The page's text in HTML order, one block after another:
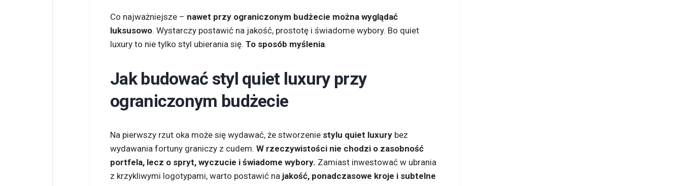
Co najważniejsze – nawet przy ograniczonym budżecie można wyglądać
luksusowo. Wystarczy postawić na jakość, prostotę i świadome wybory. Bo quiet
luxury to nie tylko styl ubierania się. To sposób myślenia.
Jak budować styl quiet luxury przy
ograniczonym budżecie
Na pierwszy rzut oka może się wydawać, że stworzenie stylu quiet luxury bez
wydawania fortuny graniczy z cudem. W rzeczywistości nie chodzi o zasobność
portfela, lecz o spryt, wyczucie i świadome wybory. Zamiast inwestować w ubrania
z krzykliwymi logotypami, warto postawić na jakość, ponadczasowe kroje i subtelne